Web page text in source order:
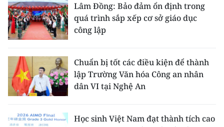
Lâm Đồng: Bảo đảm ổn định trong
quá trình sắp xếp cơ sở giáo dục
công lập
Chuẩn bị tốt các điều kiện để thành
lập Trường Văn hóa Công an nhân
dân VI tại Nghệ An
Học sinh Việt Nam đạt thành tích cao